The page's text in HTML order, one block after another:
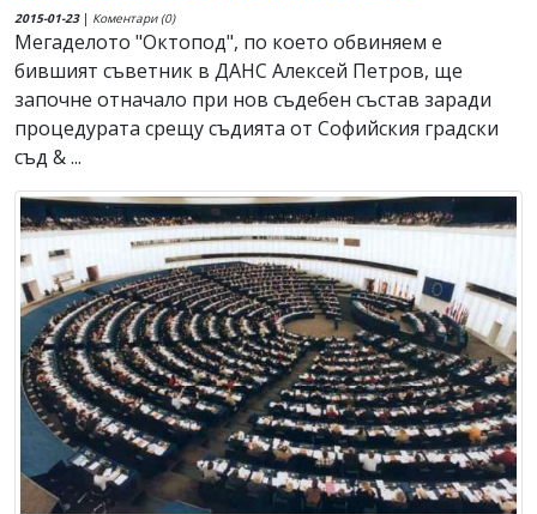
2015-01-23| Коментари (0)
Мегаделото "Октопод", по което обвиняем е
бившият съветник в ДАНС Алексей Петров, ще
започне отначало при нов съдебен състав заради
процедурата срещу съдията от Софийския градски
съд & ...